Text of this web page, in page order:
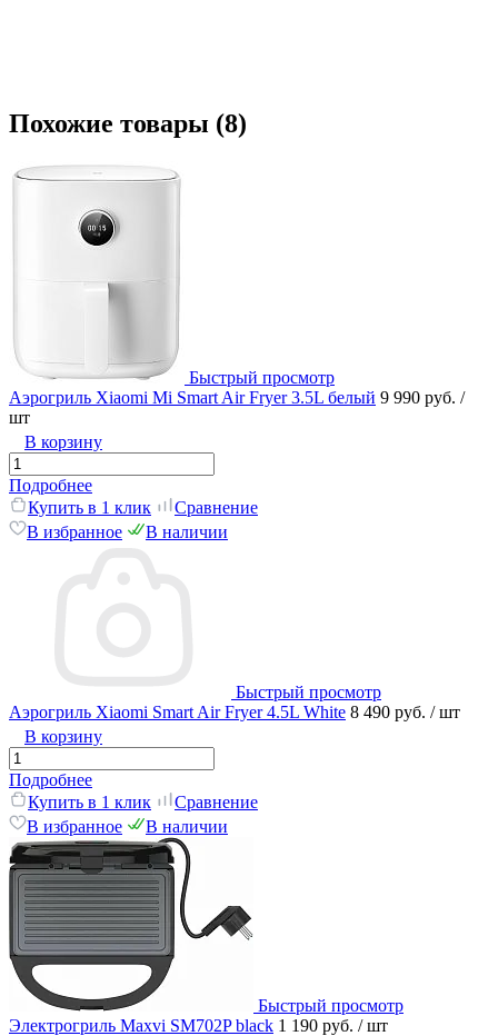
Похожие товары (8)
Быстрый просмотр
Аэрогриль Xiaomi Mi Smart Air Fryer 3.5L белый 9 990 руб. /
шт
В корзину
Подробнее
Купить в 1 клик
Сравнение
В избранное
В наличии
Быстрый просмотр
Аэрогриль Xiaomi Smart Air Fryer 4.5L White 8 490 руб. / шт
В корзину
Подробнее
Купить в 1 клик
Сравнение
В избранное
В наличии
Быстрый просмотр
Электрогриль Maxvi SM702P black 1 190 руб. / шт